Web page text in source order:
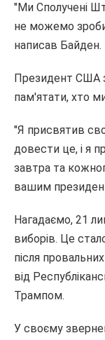
"Ми Сполучені
не можемо
написав Байден.
Президент США
пам'ятати, хто
"Я присвятив
довести це, і я
завтра та
вашим
Нагадаємо, 21
виборів. Це
після
від
Трампом.
У своєму